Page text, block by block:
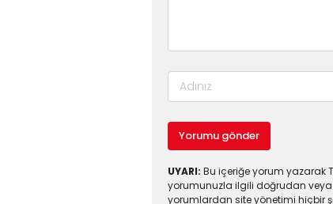
Yorumu gönder
UYARI: Bu içeriğe yorum yazarak
yorumunuzla ilgili doğrudan veya
yorumlardan site yönetimi hiçbir